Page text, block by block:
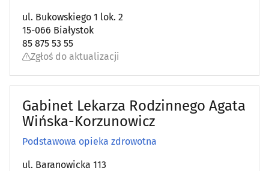
ul. Bukowskiego 1 lok. 2
15-066 Białystok
85 875 53 55
Zgłoś do aktualizacji
Gabinet Lekarza Rodzinnego Agata
Wińska-Korzunowicz
Podstawowa opieka zdrowotna
ul. Baranowicka 113